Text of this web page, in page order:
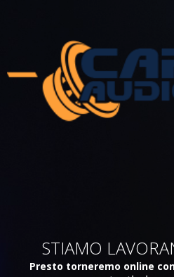
STIAMO
Presto torneremo online